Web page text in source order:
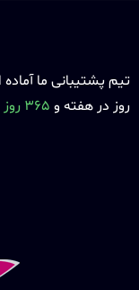
تیم پشتیبانی ما
روز در هفته و 365 روز